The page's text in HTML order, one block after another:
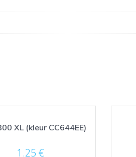
XL (kleur CC644EE)
1.25 €